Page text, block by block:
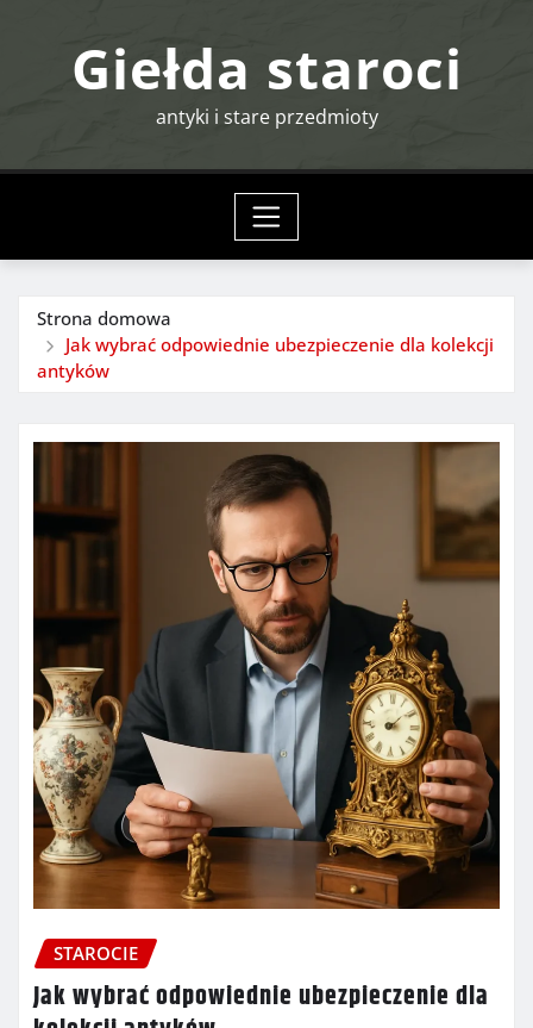
Giełda staroci
antyki i stare przedmioty
Strona domowa
Jak wybrać odpowiednie ubezpieczenie dla kolekcji
antyków
STAROCIE
Jak wybrać odpowiednie ubezpieczenie dla